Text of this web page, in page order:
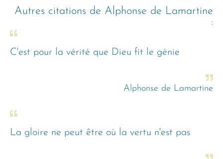
Autres citations de Alphonse de Lamartine
:
C'est pour la vérité que Dieu fit le génie
Alphonse de Lamartine
La gloire ne peut être où la vertu n'est pas